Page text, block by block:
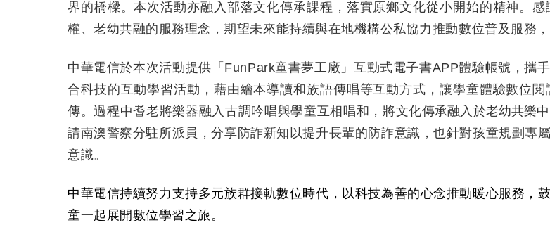
界的橋樑。本次活動亦融入部落文化傳承課程 ，落實原鄉文化從小開始的精神。 感
權、老幼共融的服務理念，期望未來能持續與在地機構公私協力推動數位普及服務，
中華電信於本次活動提供「 FunPark童書夢工廠」互動式電子書APP體驗帳號，攜
合科技的互動學習活動，藉由繪本導讀和族語傳唱等互動方式，讓學童體驗數位
傳。過程中耆老將樂器融入古調吟唱與學童互相唱和 ，將文化傳承融入於老幼共樂中
請南澳警察分駐所派員，分享防詐新知以提升長輩的防詐意識，也針對孩童規劃專
意識。
中華電信持續努力支持多元族群接軌數位時代，以科技為善的心念推動暖心服務，
童一起展開數位學習之旅。